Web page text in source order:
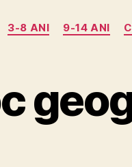
3-8 ANI 9-14 ANI